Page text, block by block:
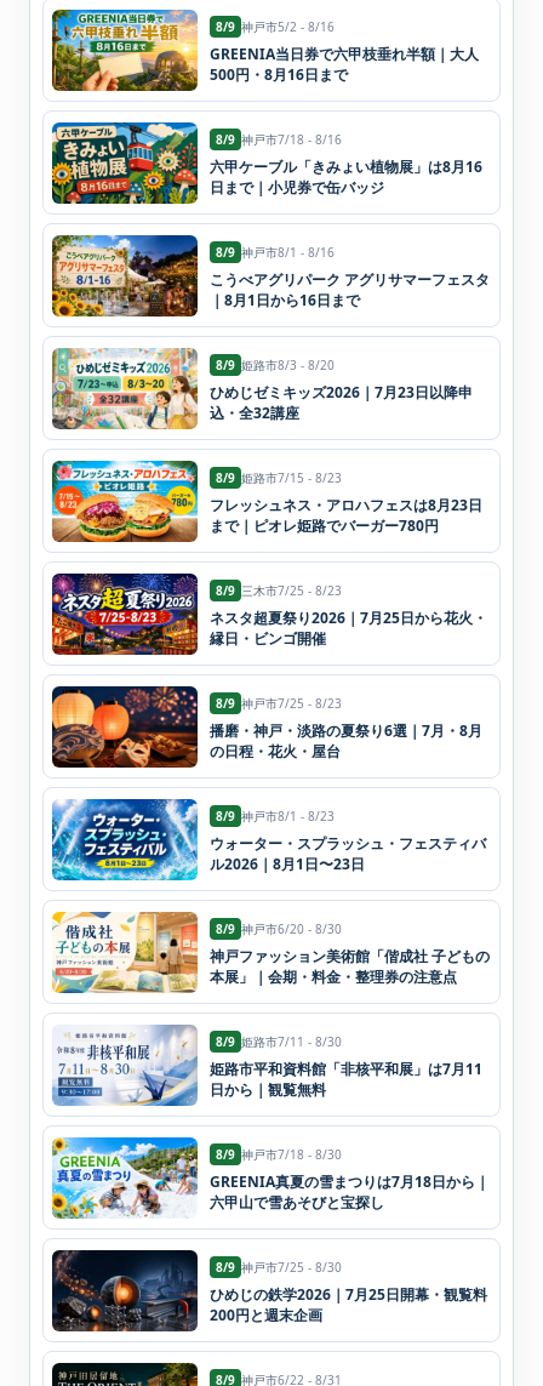
8/9 神戸市5/2 - 8/16
GREENIA当日券で六甲枝垂れ半額｜大人
500円・8月16日まで
8/9 神戸市7/18 - 8/16
六甲ケーブル「きみょい植物展」は8月16
日まで｜小児券で缶バッジ
8/9 神戸市8/1 - 8/16
こうべアグリパーク アグリサマーフェスタ
｜8月1日から16日まで
8/9 姫路市8/3 - 8/20
ひめじゼミキッズ2026｜7月23日以降申
込・全32講座
8/9 姫路市7/15 - 8/23
フレッシュネス・アロハフェスは8月23日
まで｜ピオレ姫路でバーガー780円
8/9 三木市7/25 - 8/23
ネスタ超夏祭り2026｜7月25日から花火・
縁日・ビンゴ開催
8/9 神戸市7/25 - 8/23
播磨・神戸・淡路の夏祭り6選｜7月・8月
の日程・花火・屋台
8/9 神戸市8/1 - 8/23
ウォーター・スプラッシュ・フェスティバ
ル2026｜8月1日〜23日
8/9 神戸市6/20 - 8/30
神戸ファッション美術館「偕成社 子どもの
本展」｜会期・料金・整理券の注意点
8/9 姫路市7/11 - 8/30
姫路市平和資料館「非核平和展」は7月11
日から｜観覧無料
8/9 神戸市7/18 - 8/30
GREENIA真夏の雪まつりは7月18日から｜
六甲山で雪あそびと宝探し
8/9 神戸市7/25 - 8/30
ひめじの鉄学2026｜7月25日開幕・観覧料
200円と週末企画
8/9 神戸市6/22 - 8/31